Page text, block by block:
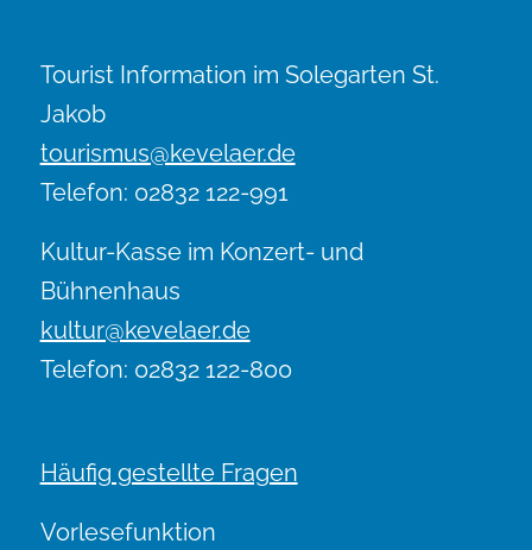
Tourist Information im Solegarten St.
Jakob
tourismus@kevelaer.de
Telefon: 02832 122-991
Kultur-Kasse im Konzert- und
Bühnenhaus
kultur@kevelaer.de
Telefon: 02832 122-800
Häufig gestellte Fragen
Vorlesefunktion